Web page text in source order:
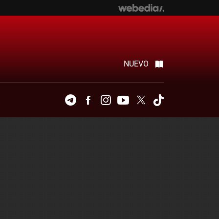
NUEVO
TelegramFacebookInstagramYoutubeTwitter